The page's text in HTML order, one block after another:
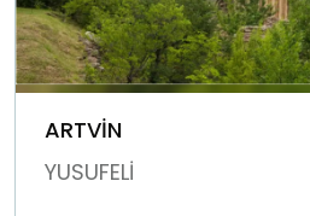
ARTVİN
YUSUFELİ